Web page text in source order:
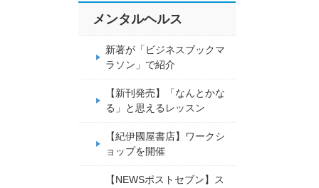
メンタルヘルス
新著が「ビジネスブックマ
ラソン」で紹介
【新刊発売】「なんとかな
る」と思えるレッスン
【紀伊國屋書店】ワークシ
ョップを開催
【NEWSポストセブン】ス